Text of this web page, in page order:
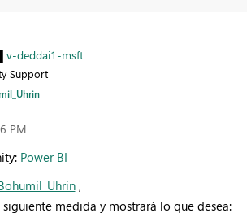
v-deddai1-msft
Support
PM
Power BI
,
medida y mostrará lo que desea: